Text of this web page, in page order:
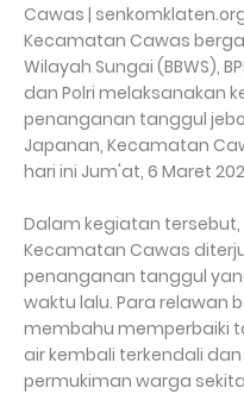
Cawas |
Kecamatan Cawas
Wilayah Sungai (BBWS),
dan Polri melaksanakan
penanganan tanggul
Japanan, Kecamatan
hari ini Jum'at, 6 Maret
Dalam kegiatan tersebut,
Kecamatan Cawas
penanganan tanggul
waktu lalu. Para relawan
membahu memperbaiki
air kembali terkendali
permukiman warga